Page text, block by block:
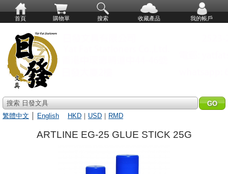
首頁 購物單 搜索 收藏產品 我的帳戶
搜索 日發文具
繁體中文
English HKD ｜ USD ｜ RMD
ARTLINE EG-25 GLUE STICK 25G